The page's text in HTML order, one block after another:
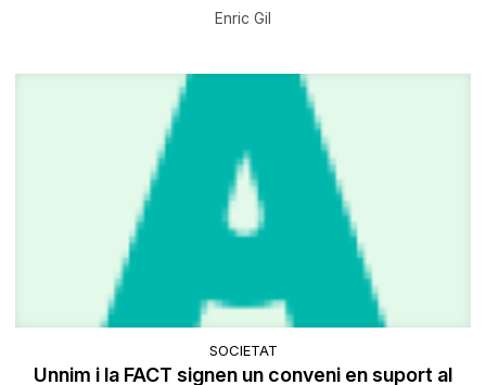
Enric Gil
SOCIETAT
Unnim i la FACT signen un conveni en suport al